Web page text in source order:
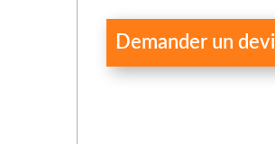
Demander un